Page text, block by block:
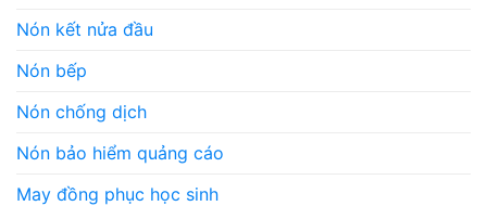
Nón kết nửa đầu
Nón bếp
Nón chống dịch
Nón bảo hiểm quảng cáo
May đồng phục học sinh